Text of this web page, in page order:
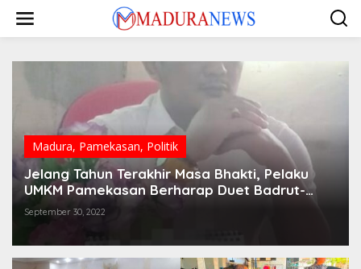
konten
Madura, Pamekasan, Politik
Jelang Tahun Terakhir Masa Bhakti, Pelaku
UMKM Pamekasan Berharap Duet Badrut-
Fattah Penuhi Semua Janji Politiknya
September 30, 2022